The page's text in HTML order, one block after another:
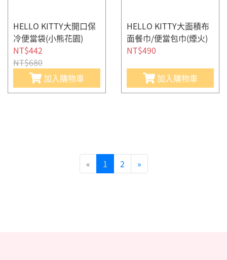
HELLO KITTY大開口保
冷便當袋(小熊花園)
NT$442
NT$680
加入購物車
HELLO KITTY大面積布
面餐巾/便當包巾(煙火)
NT$490
加入購物車
« 1 2 »